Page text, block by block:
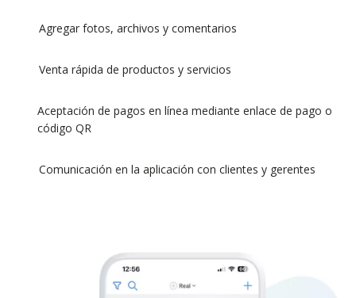
Agregar fotos, archivos y comentarios
Venta rápida de productos y servicios
Aceptación de pagos en línea mediante enlace de pago o
código QR
Comunicación en la aplicación con clientes y gerentes